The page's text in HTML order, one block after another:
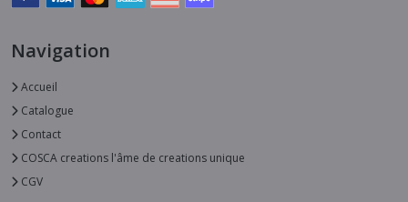
Navigation
Accueil
Catalogue
Contact
COSCA creations l'âme de creations unique
CGV